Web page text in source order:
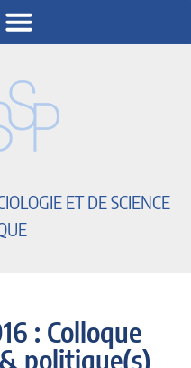
ET DE SCIENCE
: Colloque
politique(s)